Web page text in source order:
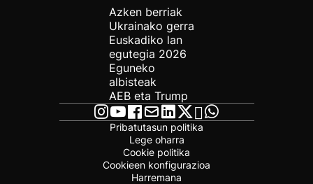
Azken berriak
Ukrainako gerra
Euskadiko lan
egutegia 2026
Eguneko
albisteak
AEB eta Trump
Pribatutasun politika
Lege oharra
Cookie politika
Cookieen konfigurazioa
Harremana